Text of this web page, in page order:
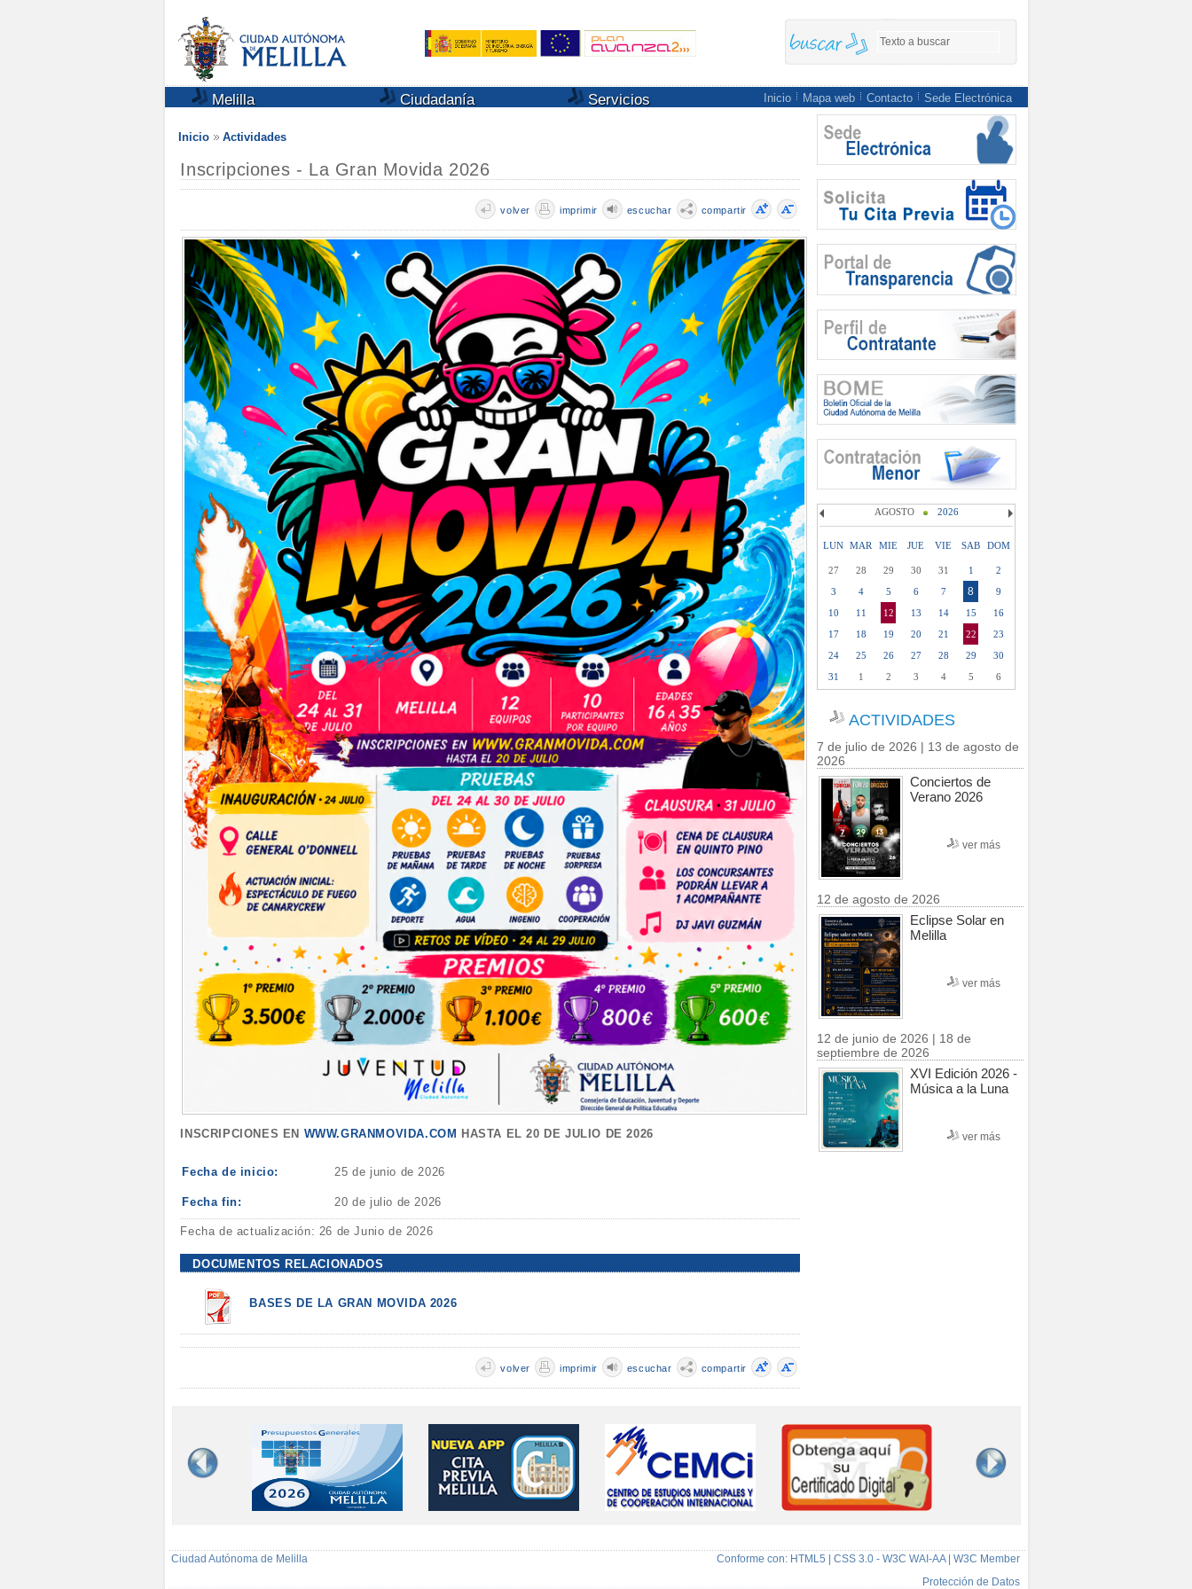
Melilla Ciudadanía Servicios Inicio Mapa web Contacto Sede Electrónica
Inicio Actividades
Inscripciones - La Gran Movida 2026
compartir
escuchar
imprimir
volver
INSCRIPCIONES EN WWW.GRANMOVIDA.COM HASTA EL 20 DE JULIO DE 2026
Fecha de inicio: 25 de junio de 2026
Fecha fin: 20 de julio de 2026
Fecha de actualización: 26 de Junio de 2026
DOCUMENTOS RELACIONADOS
BASES DE LA GRAN MOVIDA 2026
compartir
escuchar
imprimir
volver
AGOSTO 2026
LUN MAR MIE JUE VIE SAB DOM
27 28 29 30 31 1
2
3
4 5 6 7 8
9
10
11 12 13 14 15
16
17
18 19 20 21 22
23
24
25 26 27 28 29
30
31
1 2 3 4 5 6
ACTIVIDADES
7 de julio de 2026 | 13 de agosto de
2026
Conciertos de
Verano 2026
ver más
12 de agosto de 2026
Eclipse Solar en
Melilla
ver más
12 de junio de 2026 | 18 de
septiembre de 2026
XVI Edición 2026 -
Música a la Luna
ver más
Ciudad Autónoma de Melilla
Conforme con: HTML5 | CSS 3.0 - W3C WAI-AA | W3C Member
Protección de Datos